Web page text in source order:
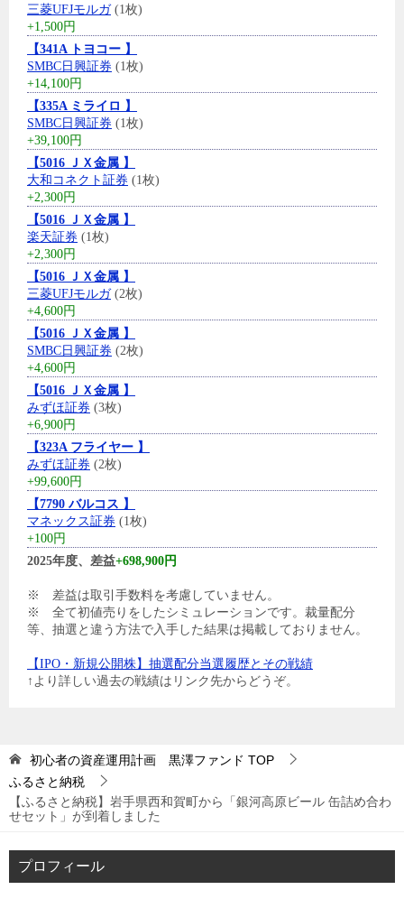
三菱UFJモルガ(1枚)
+1,500円
【341A トヨコー 】
SMBC日興証券 (1枚)
+14,100円
【335A ミライロ 】
SMBC日興証券 (1枚)
+39,100円
【5016 ＪＸ金属 】
大和コネクト証券 (1枚)
+2,300円
【5016 ＪＸ金属 】
楽天証券 (1枚)
+2,300円
【5016 ＪＸ金属 】
三菱UFJモルガ(2枚)
+4,600円
【5016 ＪＸ金属 】
SMBC日興証券 (2枚)
+4,600円
【5016 ＪＸ金属 】
みずほ証券 (3枚)
+6,900円
【323A フライヤー 】
みずほ証券 (2枚)
+99,600円
【7790 バルコス 】
マネックス証券 (1枚)
+100円
2025年度、差益+698,900円
※ 差益は取引手数料を考慮していません。
※ 全て初値売りをしたシミュレーションです。裁量配分
等、抽選と違う方法で入手した結果は掲載しておりません。
【IPO・新規公開株】抽選配分当選履歴とその戦績
↑より詳しい過去の戦績はリンク先からどうぞ。
初心者の資産運用計画 黒澤ファンド TOP
ふるさと納税
【ふるさと納税】岩手県西和賀町から「銀河高原ビール 缶詰め合わ
せセット」が到着しました
プロフィール